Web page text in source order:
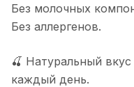
Без молочных
Без аллергенов.
🍒 Натуральный
каждый день.